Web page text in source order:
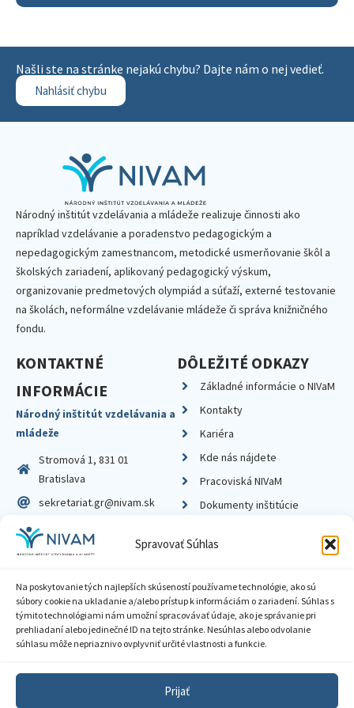
Spravovať Súhlas
Na poskytovanie tých najlepších skúseností používame technológie, ako sú
súbory cookie na ukladanie a/alebo prístup k informáciám o zariadení. Súhlas s
týmito technológiami nám umožní spracovávať údaje, ako je správanie pri
prehliadaní alebo jedinečné ID na tejto stránke. Nesúhlas alebo odvolanie
súhlasu môže nepriaznivo ovplyvniť určité vlastnosti a funkcie.
Prijať
Našli ste na stránke nejakú chybu? Dajte nám o nej vedieť.
Nahlásiť chybu
Národný inštitút vzdelávania a mládeže realizuje činnosti ako
napríklad vzdelávanie a poradenstvo pedagogickým a
nepedagogickým zamestnancom, metodické usmerňovanie škôl a
školských zariadení, aplikovaný pedagogický výskum,
organizovanie predmetových olympiád a súťaží, externé testovanie
na školách, neformálne vzdelávanie mládeže či správa knižničného
fondu.
KONTAKTNÉ
INFORMÁCIE
Národný inštitút vzdelávania a
mládeže
Stromová 1, 831 01
Bratislava
sekretariat.gr@nivam.sk
IČO: 00164348
DIČ: 2020798714
DÔLEŽITÉ ODKAZY
Základné informácie o NIVaM
Kontakty
Kariéra
Kde nás nájdete
Pracoviská NIVaM
Dokumenty inštitúcie
Zásady ochrany súkromia
Sprístupnenie informácií